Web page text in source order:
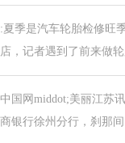
:夏季是汽车轮胎检修旺
店，记者遇到了前来做
中国网middot;美丽江苏
商银行徐州分行，刹那